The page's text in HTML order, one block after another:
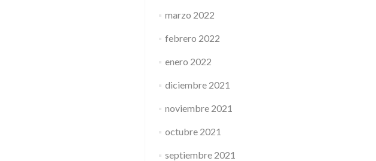
marzo 2022
febrero 2022
enero 2022
diciembre 2021
noviembre 2021
octubre 2021
septiembre 2021